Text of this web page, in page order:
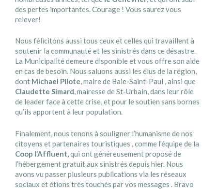
des pertes importantes. Courage ! Vous saurez vous
relever!
Nous félicitons aussi tous ceux et celles qui travaillent à
soutenir la communauté et les sinistrés dans ce désastre.
La Municipalité demeure disponible et vous offre sonaide
en cas de besoin. Nous saluons aussi les élus de la région,
dont Michael Pilote, maire de Baie-Saint-Paul , ainsi que
Claudette Simard, mairesse de St-Urbain, dans leur rôle
de leader face à cette crise, et pour le soutien sans bornes
qu’ils apportent à leur population.
Finalement, nous tenons à souligner l’humanisme de nos
citoyens et partenaires touristiques , comme l’équipe de la
Coop l’Affluent, qui ont généreusement proposé de
l’hébergement gratuit aux sinistrés depuis hier. Nous
avons vu passer plusieurs publications via les réseaux
sociaux et étions très touchés par vos messages
. Bravo